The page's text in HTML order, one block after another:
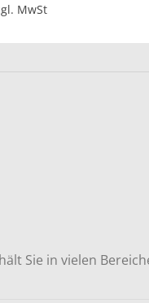
MwSt
Sie in vielen